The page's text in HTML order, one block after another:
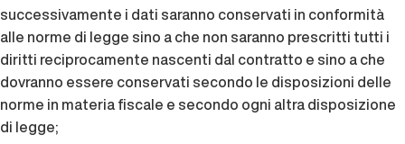
successivamente i dati saranno conservati in conformità
alle norme di legge sino a che non saranno prescritti tutti i
diritti reciprocamente nascenti dal contratto e sino a che
dovranno essere conservati secondo le disposizioni delle
norme in materia fiscale e secondo ogni altra disposizione
di legge;